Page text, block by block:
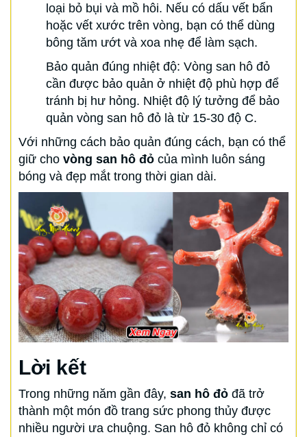
loại bỏ bụi và mồ hôi. Nếu có dấu vết bẩn
hoặc vết xước trên vòng, bạn có thể dùng
bông tăm ướt và xoa nhẹ để làm sạch.
Bảo quản đúng nhiệt độ: Vòng san hô đỏ
cần được bảo quản ở nhiệt độ phù hợp để
tránh bị hư hỏng. Nhiệt độ lý tưởng để bảo
quản vòng san hô đỏ là từ 15-30 độ C.
Với những cách bảo quản đúng cách, bạn có thể
giữ cho vòng san hô đỏ của mình luôn sáng
bóng và đẹp mắt trong thời gian dài.
Lời kết
Trong những năm gần đây, san hô đỏ đã trở
thành một món đồ trang sức phong thủy được
nhiều người ưa chuộng. San hô đỏ không chỉ có